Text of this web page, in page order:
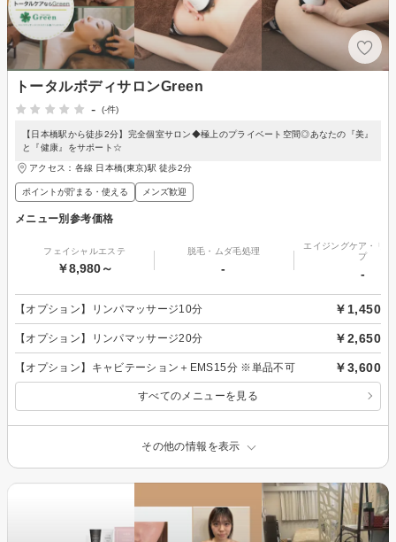
トータルボディサロンGreen
-
(-件)
【日本橋駅から徒歩2分】完全個室サロン◆極上のプライベート空間◎あなたの『美』
と『健康』をサポート☆
アクセス：各線 日本橋(東京)駅 徒歩2分
ポイントが貯まる・使える メンズ歓迎
メニュー別参考価格
フェイシャルエステ
￥8,980～
脱毛・ムダ毛処理
-
エイジングケア・リ
プ
-
【オプション】リンパマッサージ10分 ￥1,450
【オプション】リンパマッサージ20分 ￥2,650
【オプション】キャビテーション＋EMS15分 ※単品不可 ￥3,600
すべてのメニューを見る
その他の情報を表示